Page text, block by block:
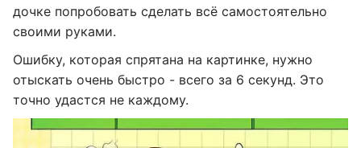
дочке попробовать сделать всё самостоятельно
своими руками.
Ошибку, которая спрятана на картинке, нужно
отыскать очень быстро - всего за 6 секунд. Это
точно удастся не каждому.